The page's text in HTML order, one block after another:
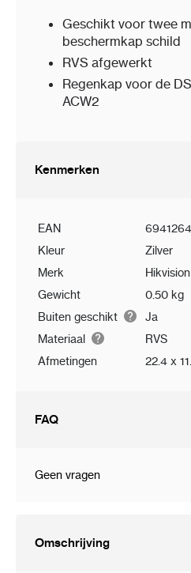
Geschikt voor twee
beschermkap schild
RVS afgewerkt
Regenkap voor de
ACW2
Kenmerken
EAN
Kleur
Zilver
Merk
Hikvision
Gewicht
0.50 kg
Buiten geschikt
Ja
Materiaal
RVS
Afmetingen
22.4 x
FAQ
Geen vragen
Omschrijving